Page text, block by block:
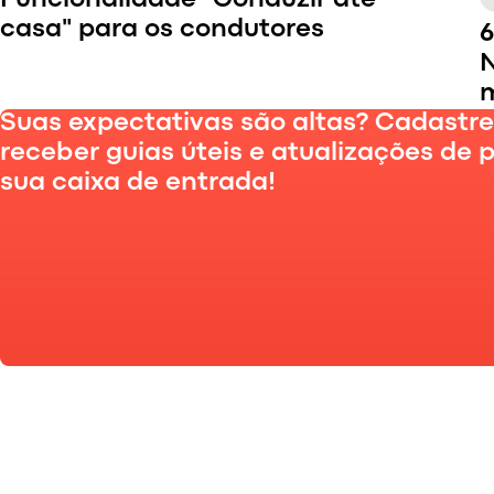
Aumente a fidelidade dos condutores com a
casa" para os condutores
Suas expectativas são altas?
receber guias úteis e atualizações de
sua caixa de entrada!